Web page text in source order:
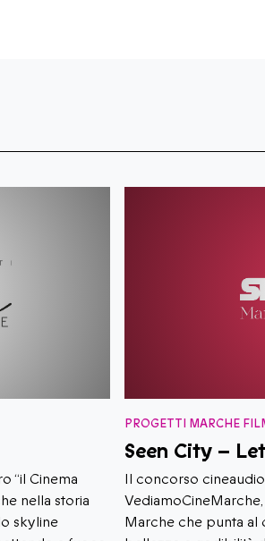
“il Cinema
nella storia
skyline
PROGETTI MARCHE
Seen City –
Il concorso
Marche che punta al